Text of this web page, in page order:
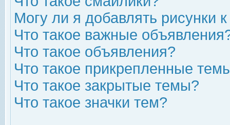
Могу ли я добавлять рисунки
Что такое важные
Что такое объявления?
Что такое прикрепленные
Что такое закрытые темы?
Что такое значки тем?